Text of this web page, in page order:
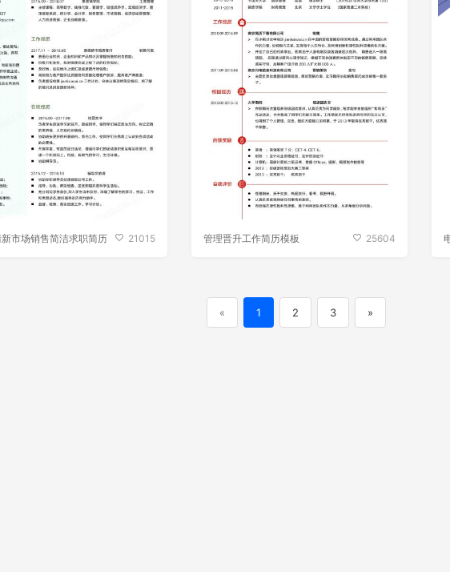
市场销售简洁求职简历 21015 管理晋升工作简历模板 25604
« 1 2 3 »